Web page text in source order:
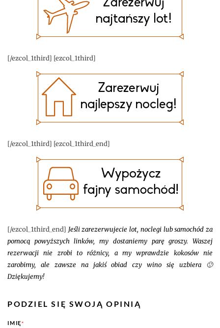
[/ezcol_1third] [ezcol_1third]
[/ezcol_1third] [ezcol_1third_end]
[/ezcol_1third_end] Jeśli zarezerwujecie lot, noclegi lub samochód za
pomocą powyższych linków, my dostaniemy parę groszy. Waszej
rezerwacji nie zrobi to różnicy, a my wprawdzie kokosów nie
zarobimy, ale zawsze na jakiś obiad czy wino się uzbiera 🙂
Dziękujemy!
PODZIEL SIĘ SWOJĄ OPINIĄ
IMIĘ*